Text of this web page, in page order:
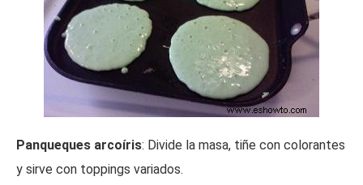
Panqueques arcoíris: Divide la masa, tiñe con colorantes
y sirve con toppings variados.